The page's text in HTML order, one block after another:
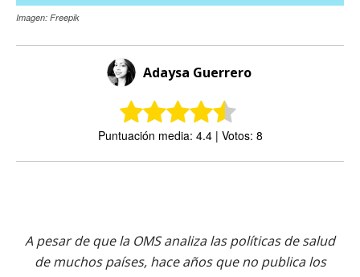
Imagen: Freepik
Adaysa Guerrero
Puntuación media: 4.4 | Votos: 8
A pesar de que la OMS analiza las políticas de salud
de muchos países, hace años que no publica los